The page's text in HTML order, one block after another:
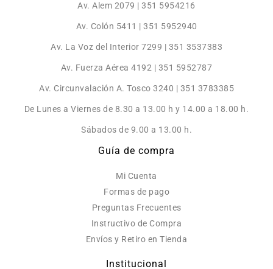
Av. Alem 2079 | 351 5954216
Av. Colón 5411 | 351 5952940
Av. La Voz del Interior 7299 | 351 3537383
Av. Fuerza Aérea 4192 | 351 5952787
Av. Circunvalación A. Tosco 3240 | 351 3783385
De Lunes a Viernes de 8.30 a 13.00 h y 14.00 a 18.00 h.
Sábados de 9.00 a 13.00 h.
Guía de compra
Mi Cuenta
Formas de pago
Preguntas Frecuentes
Instructivo de Compra
Envíos y Retiro en Tienda
Institucional